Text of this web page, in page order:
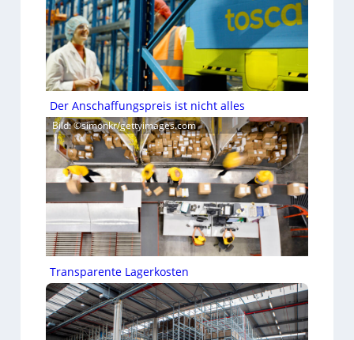
Der Anschaffungspreis ist nicht alles
Bild: ©simonkr/gettyimages.com
Transparente Lagerkosten